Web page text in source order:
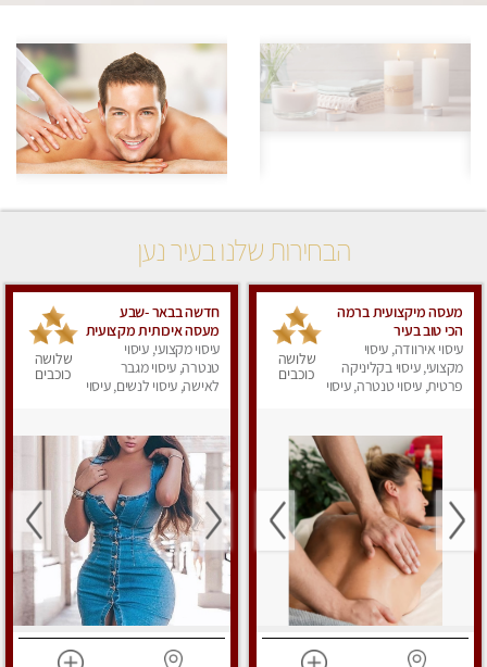
הבחירות שלנו בעיר נען
מעסה מיקצועית ברמה
הכי טוב בעיר
עיסוי אירוודה, עיסוי
מקצועי, עיסוי בקליניקה
פרטית, עיסוי טנטרה, עיסוי
שלושה
כוכבים
חדשה בבאר -שבע
מעסה איכותית מקצועית
ומפנקת
עיסוי מקצועי, עיסוי
טנטרה, עיסוי מגבר
לאישה, עיסוי לנשים, עיסוי
שלושה
כוכבים